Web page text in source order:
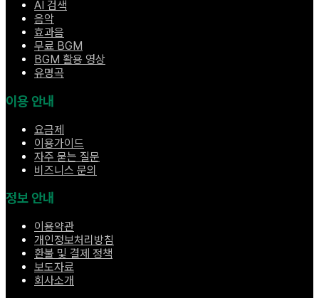
AI 검색
음악
효과음
무료 BGM
BGM 활용 영상
유명곡
이용 안내
요금제
이용가이드
자주 묻는 질문
비즈니스 문의
정보 안내
이용약관
개인정보처리방침
환불 및 결제 정책
보도자료
회사소개